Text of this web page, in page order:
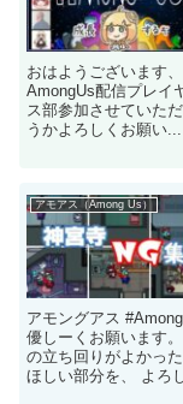
おはようございます
AmongUs配信プレイ
ス部参加させていた
うかよろしくお願い...
アモアス（Among Us）
アモングアス
優しーくお願います
の立ち回りがよかっ
ほしい部分を、 よろ